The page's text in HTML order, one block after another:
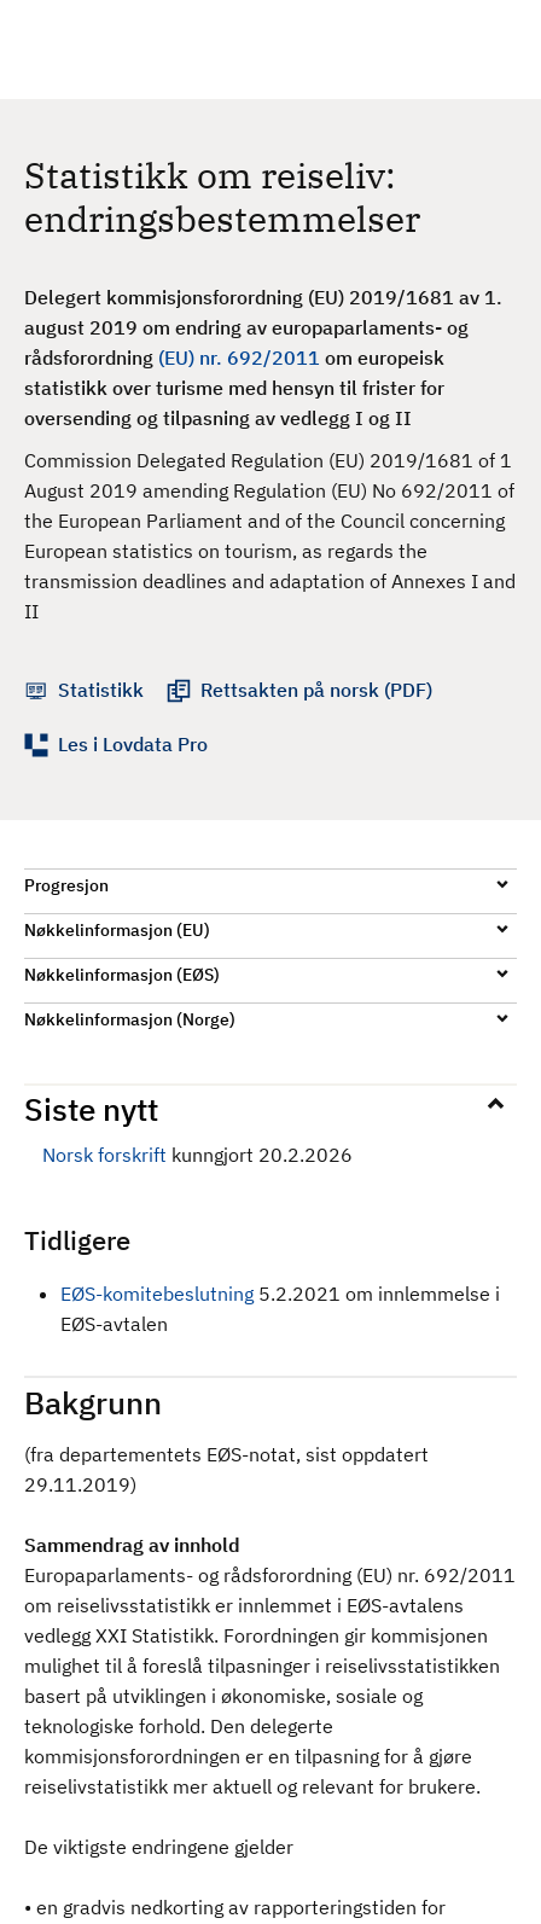
Statistikk om reiseliv:
endringsbestemmelser
Delegert kommisjonsforordning (EU) 2019/1681 av 1.
august 2019 om endring av europaparlaments- og
rådsforordning (EU) nr. 692/2011 om europeisk
statistikk over turisme med hensyn til frister for
oversending og tilpasning av vedlegg I og II
Commission Delegated Regulation (EU) 2019/1681 of 1
August 2019 amending Regulation (EU) No 692/2011 of
the European Parliament and of the Council concerning
European statistics on tourism, as regards the
transmission deadlines and adaptation of Annexes I and
II
Statistikk Rettsakten på norsk (PDF)
Les i Lovdata Pro
Progresjon
Nøkkelinformasjon (EU)
Nøkkelinformasjon (EØS)
Nøkkelinformasjon (Norge)
Siste nytt
Norsk forskrift kunngjort 20.2.2026
Tidligere
EØS-komitebeslutning 5.2.2021 om innlemmelse i
EØS-avtalen
Bakgrunn
(fra departementets EØS-notat, sist oppdatert
29.11.2019)
Sammendrag av innhold
Europaparlaments- og rådsforordning (EU) nr. 692/2011
om reiselivsstatistikk er innlemmet i EØS-avtalens
vedlegg XXI Statistikk. Forordningen gir kommisjonen
mulighet til å foreslå tilpasninger i reiselivsstatistikken
basert på utviklingen i økonomiske, sosiale og
teknologiske forhold. Den delegerte
kommisjonsforordningen er en tilpasning for å gjøre
reiselivstatistikk mer aktuell og relevant for brukere.
De viktigste endringene gjelder
• en gradvis nedkorting av rapporteringstiden for